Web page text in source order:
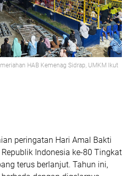
HAB Kemenag Sidrap, UMKM Ikut
peringatan Hari Amal Bakti
Indonesia ke-80 Tingkat
terus berlanjut. Tahun ini,